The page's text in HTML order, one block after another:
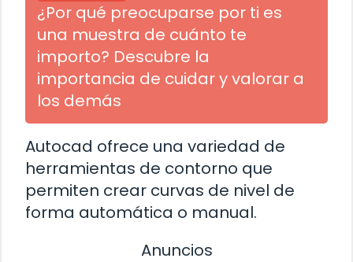
¿Por qué preocuparse por ti es
una muestra de cuánto te
importo? Descubre la
importancia de cuidar y valorar a
los demás
Autocad ofrece una variedad de
herramientas de contorno que
permiten crear curvas de nivel de
forma automática o manual.
Anuncios